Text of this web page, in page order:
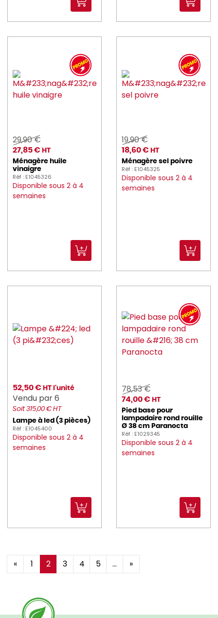
MAUVIEL (60)
MICROPLANE (3)
moom (7)
MR_PROPRE (3)
NORDWAYS (409)
PARANOCTA (8)
PIO_TAVOLA (9)
PLATEX (239)
PRESSART (2)
PRO_COOKER (246)
PROBBAX (98)
RAK (3012)
REVOL (575)
ROBUR (467)
29,90 €
27,85 € HT
Ménagère huile
vinaigre
Réf : E1045326
Disponible sous 2 à 4
semaines
19,90 €
18,60 € HT
Ménagère sel poivre
Réf : E1045325
Disponible sous 2 à 4
semaines
52,50 € HT l'unité
Vendu par 6
Soit 315,00 € HT
Lampe à led (3 pièces)
Réf : E1045400
Disponible sous 2 à 4
semaines
78,53 €
74,00 € HT
Pied base pour
lampadaire rond rouille
Ø 38 cm Paranocta
Réf : E1029345
Disponible sous 2 à 4
semaines
« 1 2 3 4 5 ... »